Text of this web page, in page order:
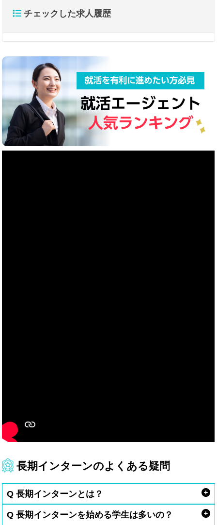
チェックした求人履歴
長期インターンのよくある疑問
Q 長期インターンとは？
Q 長期インターンを始める学生は多いの？